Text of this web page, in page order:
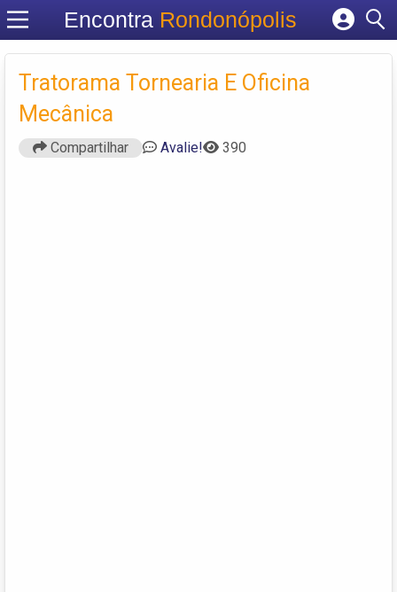
Encontra Rondonópolis
Cadastrar empresa
Criar conta
Tratorama Tornearia E Oficina
Mecânica
Compartilhar Avalie! 390